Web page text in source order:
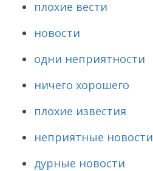
плохие вести
новости
одни неприятности
ничего хорошего
плохие известия
неприятные новости
дурные новости